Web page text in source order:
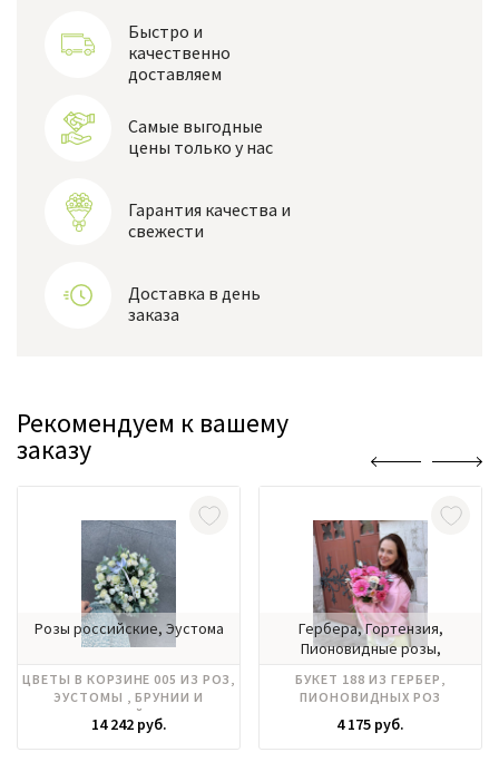
Быстро и
качественно
доставляем
Самые выгодные
цены только у нас
Гарантия качества и
свежести
Доставка в день
заказа
Рекомендуем к вашему
заказу
Розы российские, Эустома
ЦВЕТЫ В КОРЗИНЕ 005 ИЗ РОЗ,
ЭУСТОМЫ , БРУНИИ И
КУСТОВОЙ РОЗЫ
14 242 руб.
Гербера, Гортензия,
Пионовидные розы,
БУКЕТ 188 ИЗ ГЕРБЕР,
ПИОНОВИДНЫХ РОЗ
4 175 руб.